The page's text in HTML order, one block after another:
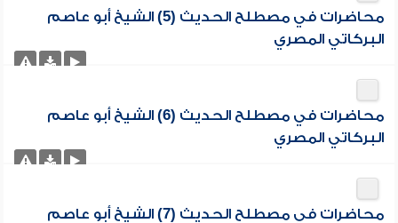
محاضرات في مصطلح الحديث (5) الشيخ أبو عاصم
البركاتي المصري
محاضرات في مصطلح الحديث (6) الشيخ أبو عاصم
البركاتي المصري
محاضرات في مصطلح الحديث (7) الشيخ أبو عاصم